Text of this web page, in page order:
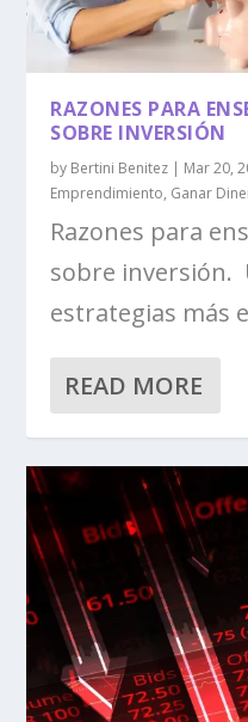
RAZONES PARA
SOBRE INVERSIÓN
by Bertini Benitez | Mar 20,
Emprendimiento, Ganar
Razones para
sobre inversión.
estrategias más
READ MORE